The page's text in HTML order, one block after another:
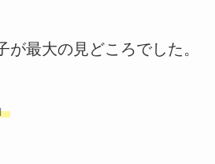
最大の見どころでした。